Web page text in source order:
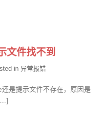
文件找不到
in 异常报错
是提示文件不存在，原因是